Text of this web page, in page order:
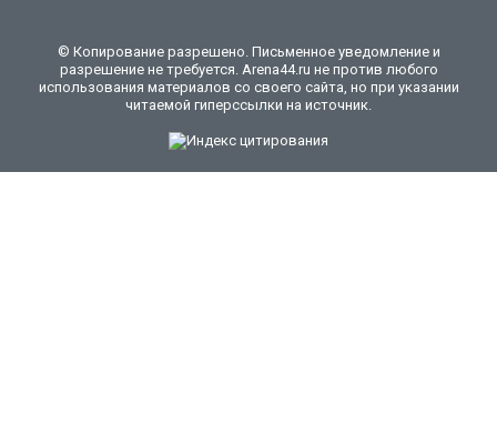
© Копирование разрешено. Письменное уведомление и
разрешение не требуется. Arena44.ru не против любого
использования материалов со своего сайта, но при указании
читаемой гиперссылки на источник.